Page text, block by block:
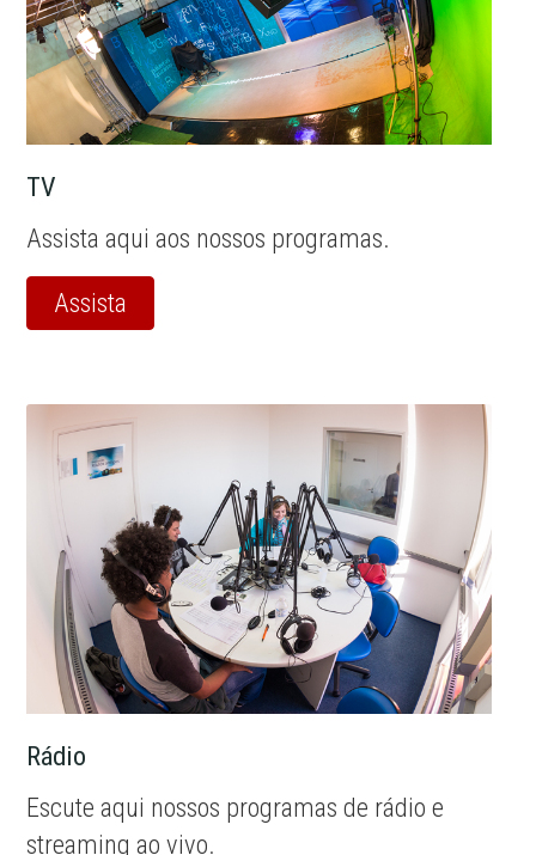
TV
Assista aqui aos nossos programas.
Assista
Rádio
Escute aqui nossos programas de rádio e
streaming ao vivo.